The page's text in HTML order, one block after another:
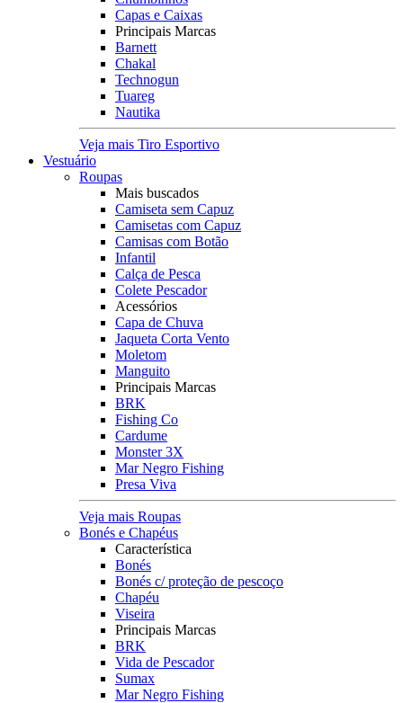
Capas e Caixas
Principais Marcas
Barnett
Chakal
Technogun
Tuareg
Nautika
Veja mais Tiro Esportivo
Vestuário
Roupas
Mais buscados
Camiseta sem Capuz
Camisetas com Capuz
Camisas com Botão
Infantil
Calça de Pesca
Colete Pescador
Acessórios
Capa de Chuva
Jaqueta Corta Vento
Moletom
Manguito
Principais Marcas
BRK
Fishing Co
Cardume
Monster 3X
Mar Negro Fishing
Presa Viva
Veja mais Roupas
Bonés e Chapéus
Característica
Bonés
Bonés c/ proteção de pescoço
Chapéu
Viseira
Principais Marcas
BRK
Vida de Pescador
Sumax
Mar Negro Fishing